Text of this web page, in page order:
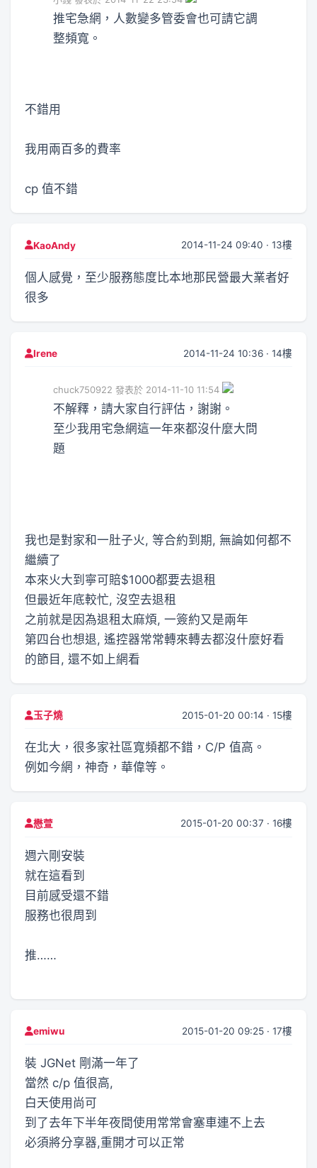
推宅急網，人數變多管委會也可請它調
整頻寬。
不錯用
我用兩百多的費率
cp 值不錯
KaoAndy 2014-11-24 09:40 · 13樓
個人感覺，至少服務態度比本地那民營最大業者好
很多
Irene 2014-11-24 10:36 · 14樓
chuck750922 發表於 2014-11-10 11:54
不解釋，請大家自行評估，謝謝。
至少我用宅急網這一年來都沒什麼大問
題
我也是對家和一肚子火, 等合約到期, 無論如何都不
繼續了
本來火大到寧可賠$1000都要去退租
但最近年底較忙, 沒空去退租
之前就是因為退租太麻煩, 一簽約又是兩年
第四台也想退, 遙控器常常轉來轉去都沒什麼好看
的節目, 還不如上網看
玉子燒 2015-01-20 00:14 · 15樓
在北大，很多家社區寬頻都不錯，C/P 值高。
例如今網，神奇，華偉等。
懋萱 2015-01-20 00:37 · 16樓
週六剛安裝
就在這看到
目前感受還不錯
服務也很周到
推……
emiwu 2015-01-20 09:25 · 17樓
裝 JGNet 剛滿一年了
當然 c/p 值很高,
白天使用尚可
到了去年下半年夜間使用常常會塞車連不上去
必須將分享器,重開才可以正常